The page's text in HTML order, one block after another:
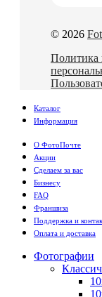
© 2026
Политика
Каталог
Информация
О ФотоПочте
Акции
Сделаем за вас
Бизнесу
FAQ
Франшиза
Поддержка и
Оплата и доставка
Фотографии